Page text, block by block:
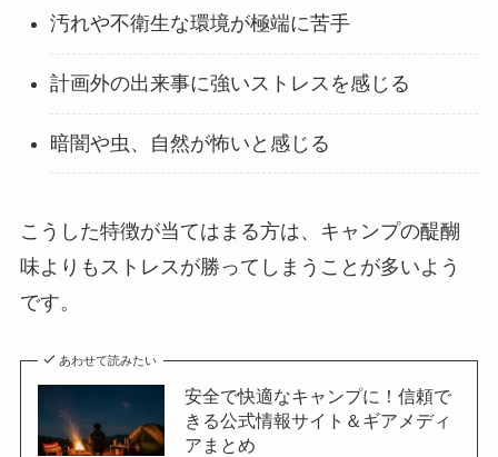
汚れや不衛生な環境が極端に苦手
計画外の出来事に強いストレスを感じる
暗闇や虫、自然が怖いと感じる
こうした特徴が当てはまる方は、キャンプの醍醐
味よりもストレスが勝ってしまうことが多いよう
です。
あわせて読みたい
安全で快適なキャンプに！信頼で
きる公式情報サイト＆ギアメディ
アまとめ